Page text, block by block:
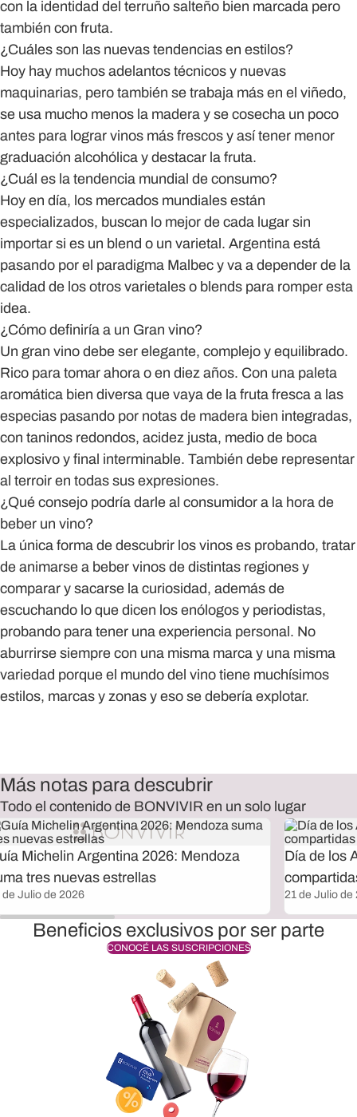
con la identidad del terruño salteño bien marcada pero
también con fruta.
¿Cuáles son las nuevas tendencias en estilos?
Hoy hay muchos adelantos técnicos y nuevas
maquinarias, pero también se trabaja más en el viñedo,
se usa mucho menos la madera y se cosecha un poco
antes para lograr vinos más frescos y así tener menor
graduación alcohólica y destacar la fruta.
¿Cuál es la tendencia mundial de consumo?
Hoy en día, los mercados mundiales están
especializados, buscan lo mejor de cada lugar sin
importar si es un blend o un varietal. Argentina está
pasando por el paradigma Malbec y va a depender de la
calidad de los otros varietales o blends para romper esta
idea.
¿Cómo definiría a un Gran vino?
Un gran vino debe ser elegante, complejo y equilibrado.
Rico para tomar ahora o en diez años. Con una paleta
aromática bien diversa que vaya de la fruta fresca a las
especias pasando por notas de madera bien integradas,
con taninos redondos, acidez justa, medio de boca
explosivo y final interminable. También debe representar
al terroir en todas sus expresiones.
¿Qué consejo podría darle al consumidor a la hora de
beber un vino?
La única forma de descubrir los vinos es probando, tratar
de animarse a beber vinos de distintas regiones y
comparar y sacarse la curiosidad, además de
escuchando lo que dicen los enólogos y periodistas,
probando para tener una experiencia personal. No
aburrirse siempre con una misma marca y una misma
variedad porque el mundo del vino tiene muchísimos
estilos, marcas y zonas y eso se debería explotar.
Más notas para descubrir
Todo el contenido de BONVIVIR en un solo lugar
Michelin Argentina 2026: Mendoza
tres nuevas estrellas
de Julio de 2026
Día de los
21 de Julio de
Beneficios exclusivos por ser parte
CONOCÉ LAS SUSCRIPCIONES